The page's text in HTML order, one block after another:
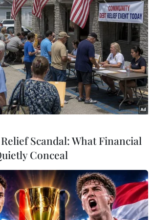
Scandal: What Financial
Conceal